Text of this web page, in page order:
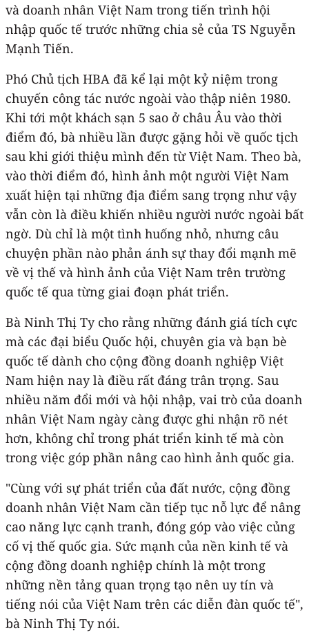
và doanh nhân Việt Nam trong tiến trình hội
nhập quốc tế trước những chia sẻ của TS Nguyễn
Mạnh Tiến.
Phó Chủ tịch HBA đã kể lại một kỷ niệm trong
chuyến công tác nước ngoài vào thập niên 1980.
Khi tới một khách sạn 5 sao ở châu Âu vào thời
điểm đó, bà nhiều lần được gặng hỏi về quốc tịch
sau khi giới thiệu mình đến từ Việt Nam. Theo bà,
vào thời điểm đó, hình ảnh một người Việt Nam
xuất hiện tại những địa điểm sang trọng như vậy
vẫn còn là điều khiến nhiều người nước ngoài bất
ngờ. Dù chỉ là một tình huống nhỏ, nhưng câu
chuyện phần nào phản ánh sự thay đổi mạnh mẽ
về vị thế và hình ảnh của Việt Nam trên trường
quốc tế qua từng giai đoạn phát triển.
Bà Ninh Thị Ty cho rằng những đánh giá tích cực
mà các đại biểu Quốc hội, chuyên gia và bạn bè
quốc tế dành cho cộng đồng doanh nghiệp Việt
Nam hiện nay là điều rất đáng trân trọng. Sau
nhiều năm đổi mới và hội nhập, vai trò của doanh
nhân Việt Nam ngày càng được ghi nhận rõ nét
hơn, không chỉ trong phát triển kinh tế mà còn
trong việc góp phần nâng cao hình ảnh quốc gia.
"Cùng với sự phát triển của đất nước, cộng đồng
doanh nhân Việt Nam cần tiếp tục nỗ lực để nâng
cao năng lực cạnh tranh, đóng góp vào việc củng
cố vị thế quốc gia. Sức mạnh của nền kinh tế và
cộng đồng doanh nghiệp chính là một trong
những nền tảng quan trọng tạo nên uy tín và
tiếng nói của Việt Nam trên các diễn đàn quốc tế",
bà Ninh Thị Ty nói.